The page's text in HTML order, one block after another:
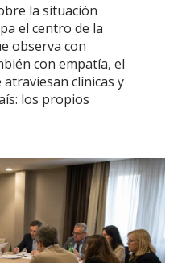
la situación
el centro de la
observa con
con empatía, el
clínicas y
los propios